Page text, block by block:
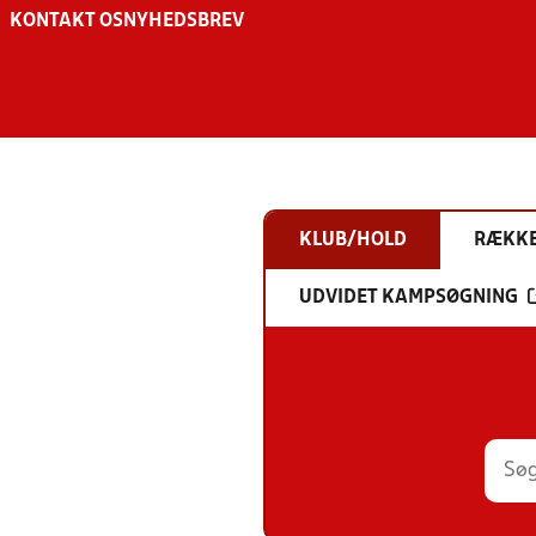
KONTAKT OS NYHEDSBREV
KLUB/HOLD
UDVIDET KAMPSØGNING